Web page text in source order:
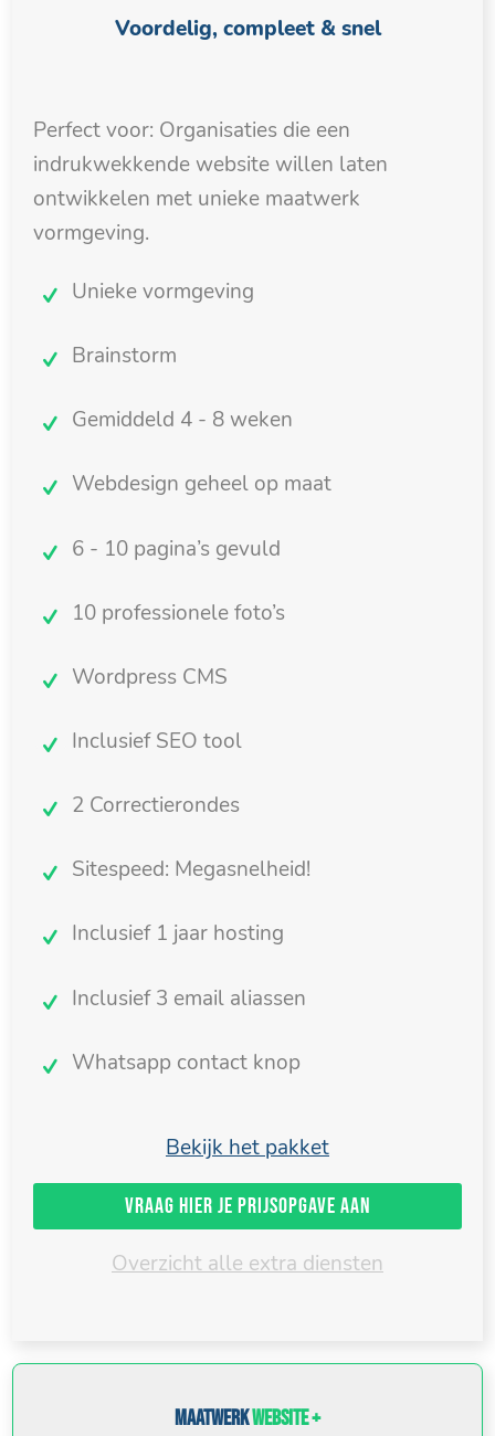
Voordelig, compleet & snel
Perfect voor: Organisaties die een
indrukwekkende website willen laten
ontwikkelen met unieke maatwerk
vormgeving.
Unieke vormgeving
Brainstorm
Gemiddeld 4 - 8 weken
Webdesign geheel op maat
6 - 10 pagina’s gevuld
10 professionele foto’s
Wordpress CMS
Inclusief SEO tool
2 Correctierondes
Sitespeed: Megasnelheid!
Inclusief 1 jaar hosting
Inclusief 3 email aliassen
Whatsapp contact knop
Bekijk het pakket
Vraag hier je prijsopgave aan
Overzicht alle extra diensten
Maatwerkwebsite +